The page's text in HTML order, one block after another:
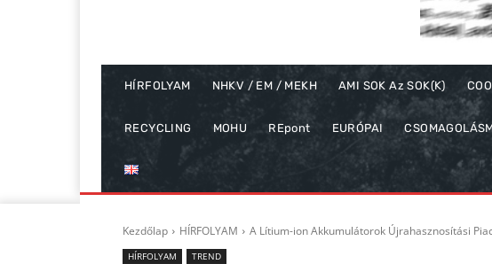
HÍRFOLYAM NHKV / EM / MEKH AMI SOK Az SOK(K)
RECYCLING MOHU REpont EURÓPAI
Kezdőlap HÍRFOLYAM A Lítium-ion Akkumulátorok Újrahasznosítási
HÍRFOLYAM TREND